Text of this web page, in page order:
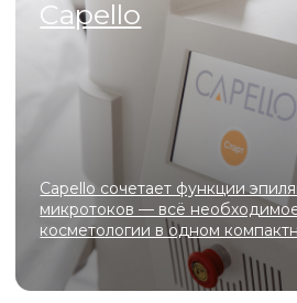
Официальные лицензии и
сертификаты для
оборудования
методики
Эффективные лазерные технологии
для коррекции шрамов, рубцов,
возрастных изменений